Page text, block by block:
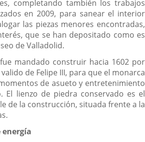
completando también los trabajos
en 2009, para sanear el interior
las piezas menores encontradas,
que se han depositado como es
de Valladolid.
mandado construir hacia 1602 por
de Felipe III, para que el monarca
de asueto y entretenimiento
El lienzo de piedra conservado es el
de la construcción, situada frente a la